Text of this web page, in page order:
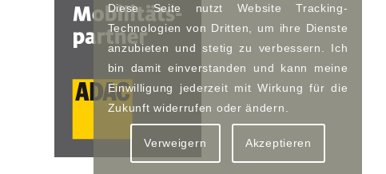
Diese Seite nutzt Website Tracking-
Technologien von Dritten, um ihre Dienste
anzubieten und stetig zu verbessern. Ich
bin damit einverstanden und kann meine
Einwilligung jederzeit mit Wirkung für die
Zukunft widerrufen oder ändern.
Verweigern Akzeptieren